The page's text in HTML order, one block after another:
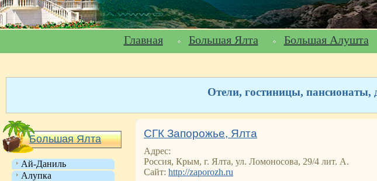
Главная Большая Ялта Большая Алушта
Отели, гостиницы,
Большая Ялта
Ай-Даниль
Алупка
СГК Запорожье, Ялта
Адрес:
Россия, Крым, г. Ялта, ул. Ломоносова, 29/4 лит. А.
Сайт: http://zaporozh.ru